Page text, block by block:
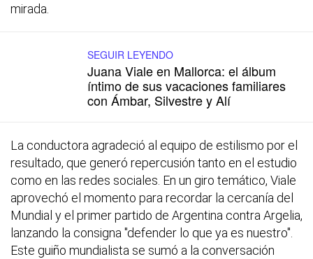
mirada.
SEGUIR LEYENDO
Juana Viale en Mallorca: el álbum
íntimo de sus vacaciones familiares
con Ámbar, Silvestre y Alí
La conductora agradeció al equipo de estilismo por el
resultado, que generó repercusión tanto en el estudio
como en las redes sociales. En un giro temático, Viale
aprovechó el momento para recordar la cercanía del
Mundial y el primer partido de Argentina contra Argelia,
lanzando la consigna "defender lo que ya es nuestro".
Este guiño mundialista se sumó a la conversación